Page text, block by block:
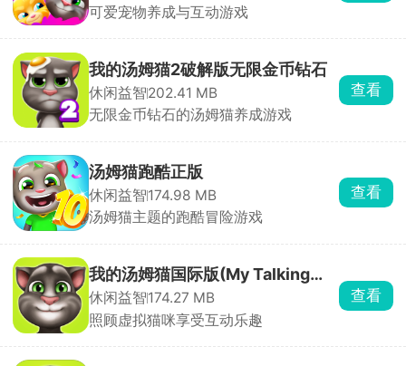
可爱宠物养成与互动游戏
我的汤姆猫2破解版无限金币钻石
休闲益智202.41 MB
无限金币钻石的汤姆猫养成游戏
查看
汤姆猫跑酷正版
休闲益智174.98 MB
汤姆猫主题的跑酷冒险游戏
查看
我的汤姆猫国际版(My Talking
Tom)
休闲益智174.27 MB
照顾虚拟猫咪享受互动乐趣
查看